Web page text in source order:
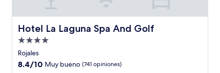
Hotel La Laguna Spa And Golf
Hotel La Laguna Spa And Golf
Propiedad
de
4.0
Rojales
8.4
8.4/10 Muy bueno (741 opiniones)